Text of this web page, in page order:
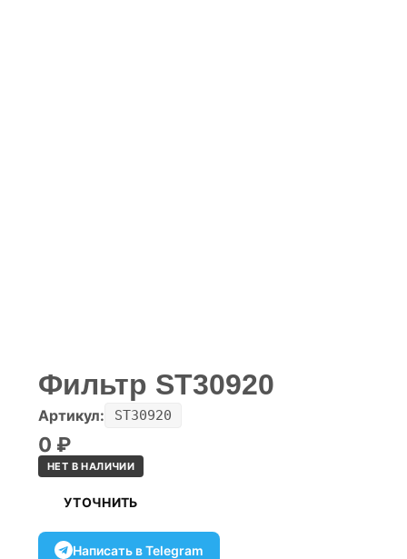
Фильтр ST30920
Артикул: ST30920
0 ₽
НЕТ В НАЛИЧИИ
УТОЧНИТЬ
Написать в Telegram